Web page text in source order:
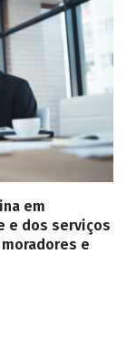
em
e dos serviços
e